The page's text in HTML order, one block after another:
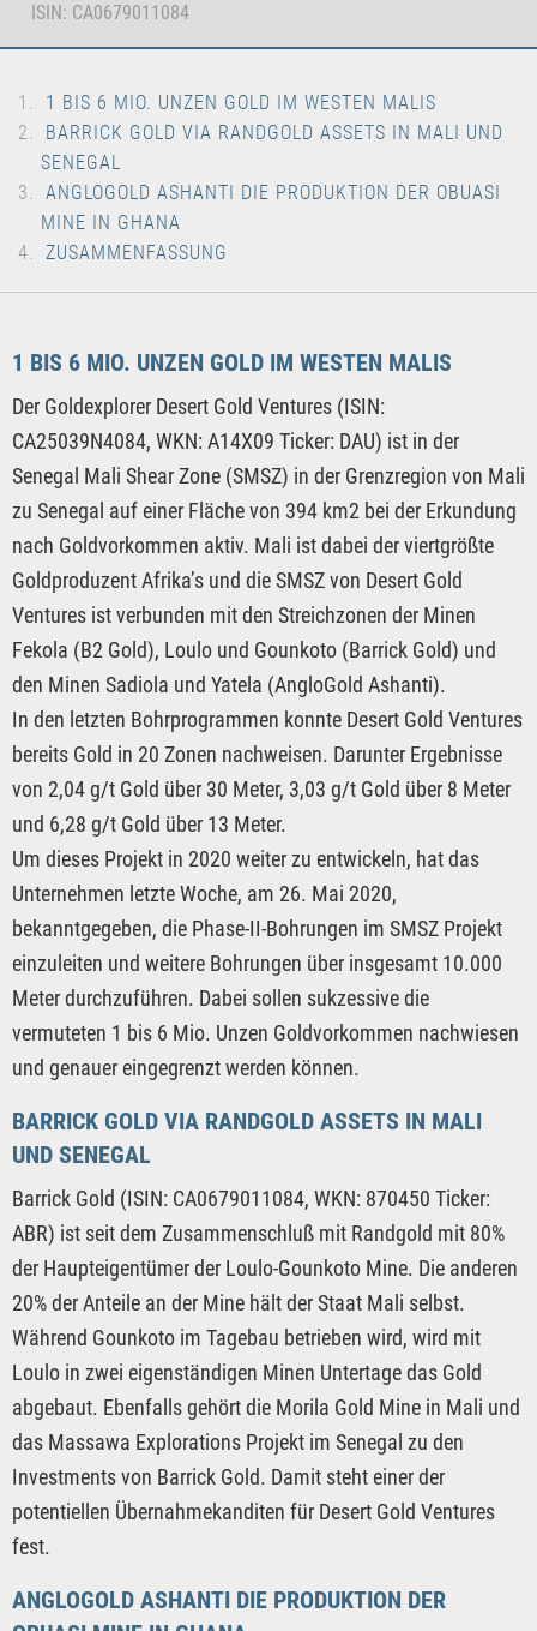
ISIN: CA0679011084
1 BIS 6 MIO. UNZEN GOLD IM WESTEN MALIS
BARRICK GOLD VIA RANDGOLD ASSETS IN MALI UND
SENEGAL
ANGLOGOLD ASHANTI DIE PRODUKTION DER OBUASI
MINE IN GHANA
ZUSAMMENFASSUNG
1 BIS 6 MIO. UNZEN GOLD IM WESTEN MALIS
Der Goldexplorer Desert Gold Ventures (ISIN:
CA25039N4084, WKN: A14X09 Ticker: DAU) ist in der
Senegal Mali Shear Zone (SMSZ) in der Grenzregion von Mali
zu Senegal auf einer Fläche von 394 km2 bei der Erkundung
nach Goldvorkommen aktiv. Mali ist dabei der viertgrößte
Goldproduzent Afrika’s und die SMSZ von Desert Gold
Ventures ist verbunden mit den Streichzonen der Minen
Fekola (B2 Gold), Loulo und Gounkoto (Barrick Gold) und
den Minen Sadiola und Yatela (AngloGold Ashanti).
In den letzten Bohrprogrammen konnte Desert Gold Ventures
bereits Gold in 20 Zonen nachweisen. Darunter Ergebnisse
von 2,04 g/t Gold über 30 Meter, 3,03 g/t Gold über 8 Meter
und 6,28 g/t Gold über 13 Meter.
Um dieses Projekt in 2020 weiter zu entwickeln, hat das
Unternehmen letzte Woche, am 26. Mai 2020,
bekanntgegeben, die Phase-II-Bohrungen im SMSZ Projekt
einzuleiten und weitere Bohrungen über insgesamt 10.000
Meter durchzuführen. Dabei sollen sukzessive die
vermuteten 1 bis 6 Mio. Unzen Goldvorkommen nachwiesen
und genauer eingegrenzt werden können.
BARRICK GOLD VIA RANDGOLD ASSETS IN MALI
UND SENEGAL
Barrick Gold (ISIN: CA0679011084, WKN: 870450 Ticker:
ABR) ist seit dem Zusammenschluß mit Randgold mit 80%
der Haupteigentümer der Loulo-Gounkoto Mine. Die anderen
20% der Anteile an der Mine hält der Staat Mali selbst.
Während Gounkoto im Tagebau betrieben wird, wird mit
Loulo in zwei eigenständigen Minen Untertage das Gold
abgebaut. Ebenfalls gehört die Morila Gold Mine in Mali und
das Massawa Explorations Projekt im Senegal zu den
Investments von Barrick Gold. Damit steht einer der
potentiellen Übernahmekanditen für Desert Gold Ventures
fest.
ANGLOGOLD ASHANTI DIE PRODUKTION DER